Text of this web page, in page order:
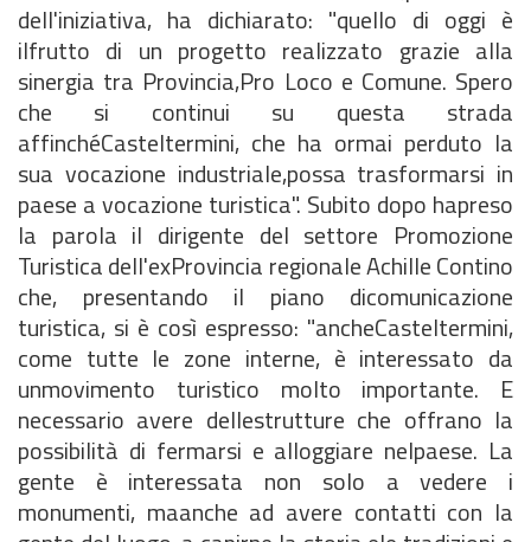
dell'iniziativa, ha dichiarato: "quello di oggi è
ilfrutto di un progetto realizzato grazie alla
sinergia tra Provincia,Pro Loco e Comune. Spero
che si continui su questa strada
affinchéCasteltermini, che ha ormai perduto la
sua vocazione industriale,possa trasformarsi in
paese a vocazione turistica". Subito dopo hapreso
la parola il dirigente del settore Promozione
Turistica dell'exProvincia regionale Achille Contino
che, presentando il piano dicomunicazione
turistica, si è così espresso: "ancheCasteltermini,
come tutte le zone interne, è interessato da
unmovimento turistico molto importante. E
necessario avere dellestrutture che offrano la
possibilità di fermarsi e alloggiare nelpaese. La
gente è interessata non solo a vedere i
monumenti, maanche ad avere contatti con la